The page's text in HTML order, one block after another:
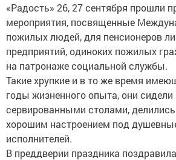
«Радость» 26, 27 сентября прошли
мероприятия, посвященные
пожилых людей, для пенсионеров
предприятий, одиноких пожилых
на патронаже социальной службы.
Такие хрупкие и в то же время
годы жизненного опыта, они сидели
сервированными столами,
хорошим настроением под
исполнителей.
В преддверии праздника